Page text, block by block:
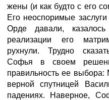
жены (и как будто с его
Его неоспоримые
Орде давали,
реализации его
рухнули. Трудно
Софья в своем
правильность ее
верной спутницей
падениях. Наверное,